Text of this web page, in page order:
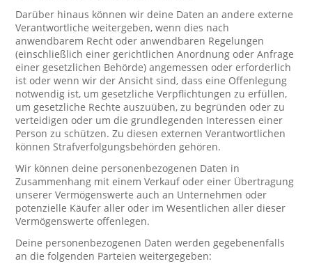
Darüber hinaus können wir deine Daten an andere externe
Verantwortliche weitergeben, wenn dies nach
anwendbarem Recht oder anwendbaren Regelungen
(einschließlich einer gerichtlichen Anordnung oder Anfrage
einer gesetzlichen Behörde) angemessen oder erforderlich
ist oder wenn wir der Ansicht sind, dass eine Offenlegung
notwendig ist, um gesetzliche Verpflichtungen zu erfüllen,
um gesetzliche Rechte auszuüben, zu begründen oder zu
verteidigen oder um die grundlegenden Interessen einer
Person zu schützen. Zu diesen externen Verantwortlichen
können Strafverfolgungsbehörden gehören.
Wir können deine personenbezogenen Daten in
Zusammenhang mit einem Verkauf oder einer Übertragung
unserer Vermögenswerte auch an Unternehmen oder
potenzielle Käufer aller oder im Wesentlichen aller dieser
Vermögenswerte offenlegen.
Deine personenbezogenen Daten werden gegebenenfalls
an die folgenden Parteien weitergegeben: